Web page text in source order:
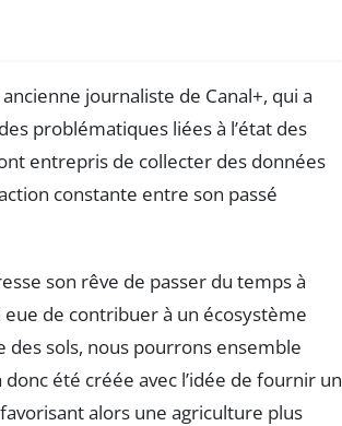
journaliste de Canal+, qui a
problématiques liées à l’état des
entrepris de collecter des données
constante entre son passé
son rêve de passer du temps à
eue de contribuer à un écosystème
des sols, nous pourrons ensemble
été créée avec l’idée de fournir un
alors une agriculture plus